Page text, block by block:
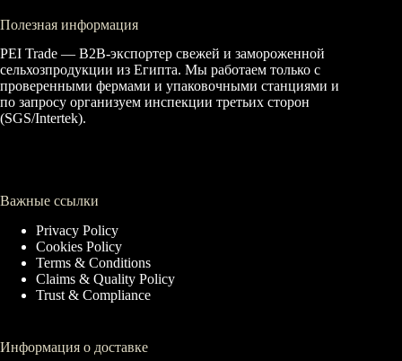
Полезная информация
PEI Trade — B2B-экспортер свежей и замороженной
сельхозпродукции из Египта. Мы работаем только с
проверенными фермами и упаковочными станциями и
по запросу организуем инспекции третьих сторон
(SGS/Intertek).
Важные ссылки
Privacy Policy
Cookies Policy
Terms & Conditions
Claims & Quality Policy
Trust & Compliance
Информация о доставке